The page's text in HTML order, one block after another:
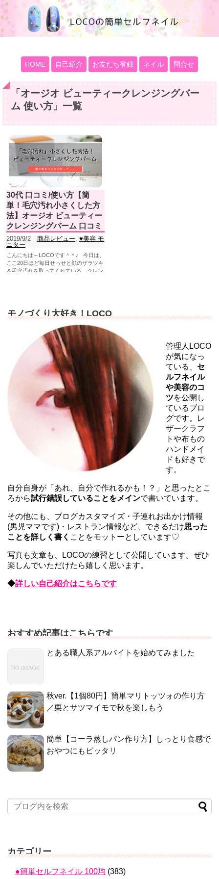
100均大好きママブログ
HOME 自己紹介 お友だち登録 ネイル 問合せ
「 オージオ ビューティークレンジングバー
ム 使い方 」 一覧
30代 口コミ/使い方【簡
単！毛穴汚れ小さくした方
法】オージオ ビューティー
クレンジングバーム 口コミ
2019/9/2 商品レビュー,♥美容 モ
ニター
こんにちは～LOCOです＾＾♪ 今日は、
ここ20日ほど毎日せっせと顔のザラツキ
＆毛穴汚れを取ってくれている、クレン
モノづくり大好き！LOCO
管理人LOCO
が気になっ
ている、 セ
ルフネイル
や美容のコ
ツを公開し
ているブロ
グです。レ
ザークラフ
トや布もの
ハンドメイ
ドも好きで
す。
自分自身が「あれ、自分で作れるかも！？」と思ったとこ
ろから試行錯誤していることをメインで書いています。
その他にも、ブログカスタマイズ・子連れお出かけ情報
(男児ママです)・レストラン情報など、できるだけ思った
ことを詳しく書く ことをモットーとしています♡
写真も文章も、LOCOの練習として公開しています。ぜひ
楽しんでいただけたら嬉しく思います。
◆詳しい自己紹介はこちらです
おすすめ記事はこちらです
とある職人系アルバイトを始めてみました
秋ver.【1個80円】簡単マリトッツォの作り方
／栗とサツマイモで秋を楽しもう
簡単【コーラ蒸しパン作り方】しっとり食感で
おやつにもピッタリ
カテゴリー
●簡単セルフネイル 100均 (383)